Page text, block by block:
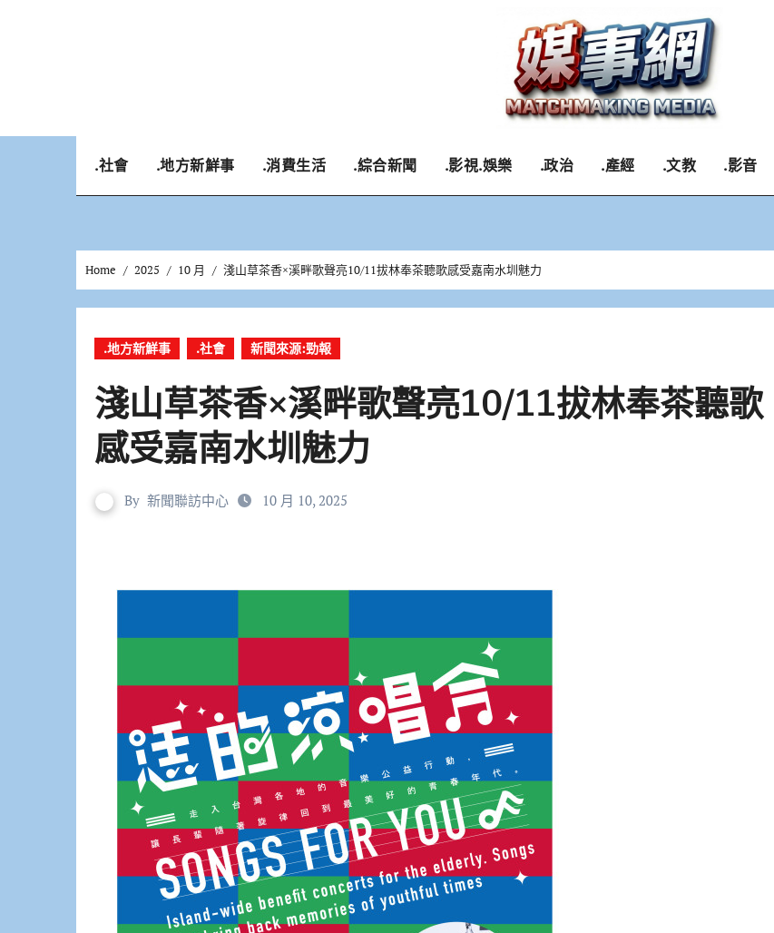
.社會 .地方新鮮事 .消費生活 .綜合新聞 .影視.娛樂 .政治 .產經 .文教 .影音
Home 2025 10 月 淺山草茶香×溪畔歌聲亮10/11拔林奉茶聽歌感受嘉南水圳魅力
.地方新鮮事 .社會 新聞來源:勁報
淺山草茶香×溪畔歌聲亮10/11拔林奉茶聽歌
感受嘉南水圳魅力
By 新聞聯訪中心 10 月 10, 2025